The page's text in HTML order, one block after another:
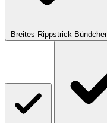
Breites Rippstrick